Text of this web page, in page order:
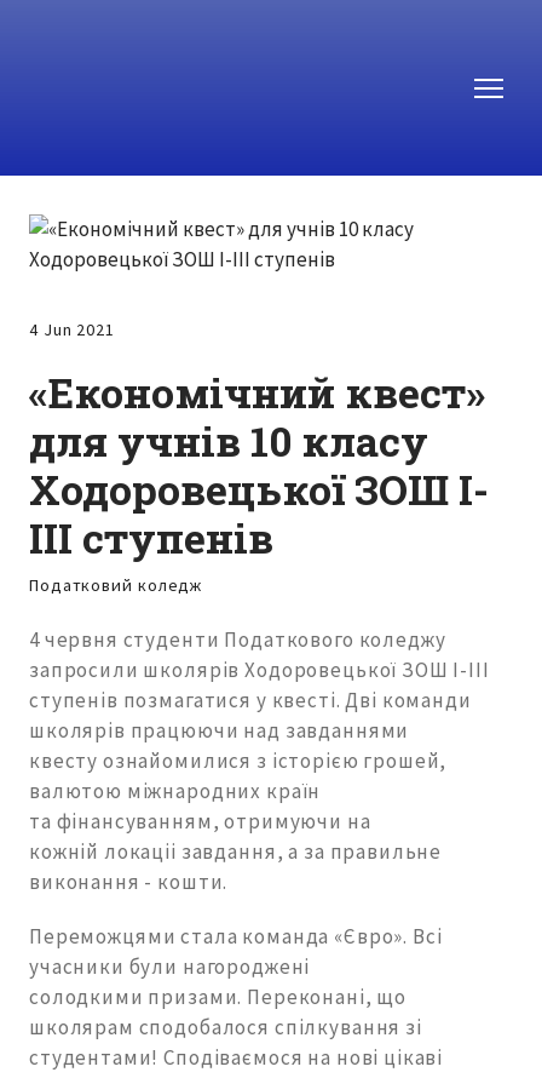
4 Jun 2021
«Економічний квест»
для учнів 10 класу
Ходоровецької ЗОШ І-
ІІІ ступенів
Податковий коледж
4 червня студенти Податкового коледжу
запросили школярів Ходоровецької ЗОШ І-ІІІ
ступенів позмагатися у квесті. Дві команди
школярів працюючи над завданнями
квесту ознайомилися з історією грошей,
валютою міжнародних країн
та фінансуванням, отримуючи на
кожній локаціі завдання, а за правильне
виконання - кошти.
Переможцями стала команда «Євро». Всі
учасники були нагороджені
солодкими призами. Переконані, що
школярам сподобалося спілкування зі
студентами! Сподіваємося на нові цікаві